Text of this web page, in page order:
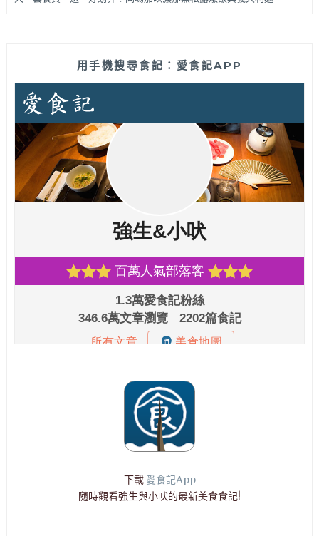
用手機搜尋食記：愛食記APP
下載 愛食記App
隨時觀看強生與小吠的最新美食食記!